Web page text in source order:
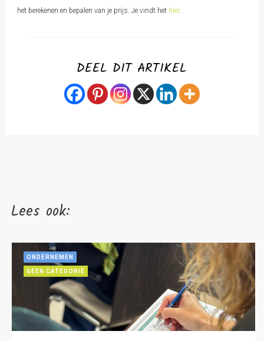
het berekenen en bepalen van je prijs. Je vindt het hier.
DEEL DIT ARTIKEL
Lees ook:
ONDERNEMEN
GEEN CATEGORIE